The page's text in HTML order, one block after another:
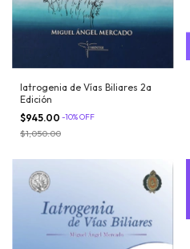
Iatrogenia de Vías Biliares 2a
Edición
$945.00 -10%OFF
$1,050.00